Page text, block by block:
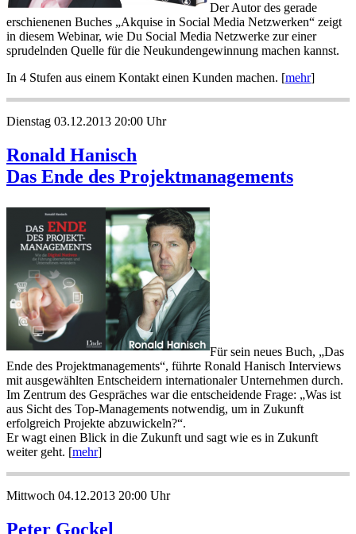
Der Autor des gerade
erschienenen Buches „Akquise in Social Media Netzwerken“ zeigt
in diesem Webinar, wie Du Social Media Netzwerke zur einer
sprudelnden Quelle für die Neukundengewinnung machen kannst.
In 4 Stufen aus einem Kontakt einen Kunden machen. [mehr]
Dienstag 03.12.2013 20:00 Uhr
Ronald Hanisch
Das Ende des Projektmanagements
Für sein neues Buch, „Das
Ende des Projektmanagements“, führte Ronald Hanisch Interviews
mit ausgewählten Entscheidern internationaler Unternehmen durch.
Im Zentrum des Gespräches war die entscheidende Frage: „Was ist
aus Sicht des Top-Managements notwendig, um in Zukunft
erfolgreich Projekte abzuwickeln?“.
Er wagt einen Blick in die Zukunft und sagt wie es in Zukunft
weiter geht. [mehr]
Mittwoch 04.12.2013 20:00 Uhr
Peter Gockel